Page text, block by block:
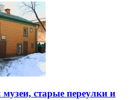
старые переулки и